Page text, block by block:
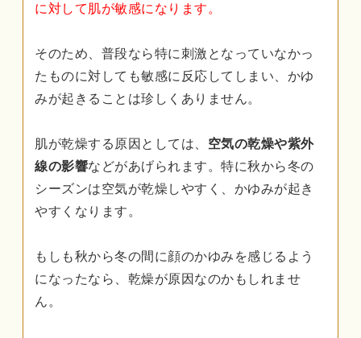
に対して肌が敏感になります。
そのため、普段なら特に刺激となっていなかっ
たものに対しても敏感に反応してしまい、かゆ
みが起きることは珍しくありません。
肌が乾燥する原因としては、 空気の乾燥や紫外
線の影響などがあげられます。特に秋から冬の
シーズンは空気が乾燥しやすく、かゆみが起き
やすくなります。
もしも秋から冬の間に顔のかゆみを感じるよう
になったなら、乾燥が原因なのかもしれませ
ん。